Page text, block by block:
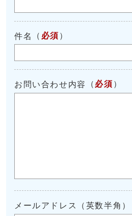
件名 （ 必須 ）
お問い合わせ内容 （ 必須 ）
メールアドレス（英数半角）